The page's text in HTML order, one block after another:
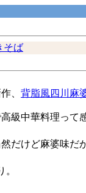
そば
、 背脂風四川麻
級中華料理って
だけど麻婆味だ